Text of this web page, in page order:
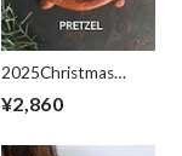
2025Christmas
¥2,860